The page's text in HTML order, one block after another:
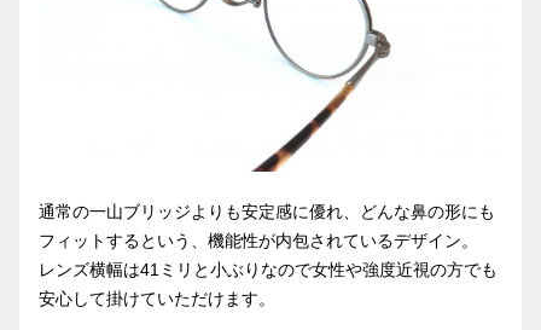
通常の一山ブリッジよりも安定感に優れ、どんな鼻の形にも
フィットするという、機能性が内包されているデザイン。
レンズ横幅は41ミリと小ぶりなので女性や強度近視の方でも
安心して掛けていただけます。